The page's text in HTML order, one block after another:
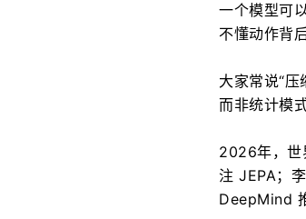
一个模型可
不懂动作背
大家常说“压
而非统计模
2026年，世
注 JEPA；
DeepMind